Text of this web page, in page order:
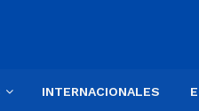
INTERNACIONALES